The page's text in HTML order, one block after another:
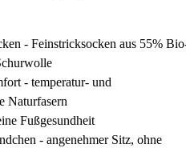
- Feinstricksocken aus 55%
- temperatur- und
Naturfasern
Fußgesundheit
- angenehmer Sitz, ohne